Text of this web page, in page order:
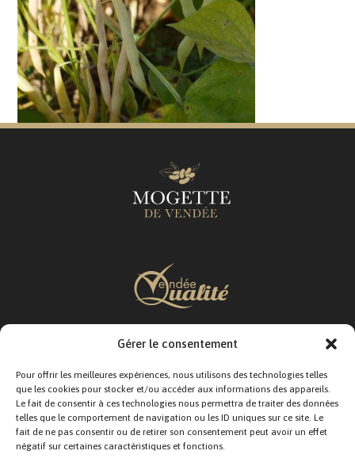
Gérer le consentement
Pour offrir les meilleures expériences, nous utilisons des technologies telles
que les cookies pour stocker et/ou accéder aux informations des appareils.
Le fait de consentir à ces technologies nous permettra de traiter des données
telles que le comportement de navigation ou les ID uniques sur ce site. Le
fait de ne pas consentir ou de retirer son consentement peut avoir un effet
négatif sur certaines caractéristiques et fonctions.